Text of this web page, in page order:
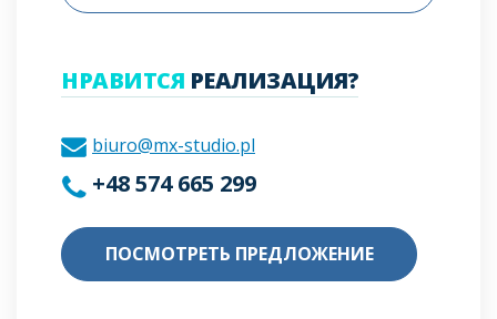
НРАВИТСЯ РЕАЛИЗАЦИЯ?
biuro@mx-studio.pl
+48 574 665 299
ПОСМОТРЕТЬ ПРЕДЛОЖЕНИЕ